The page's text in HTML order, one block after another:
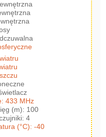
433 MHz
(m): 100
4
(°C): -40